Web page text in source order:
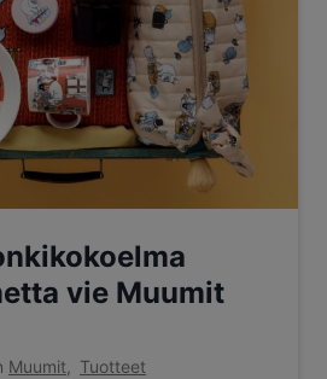
vie Muumit
Muumit Tuotteet